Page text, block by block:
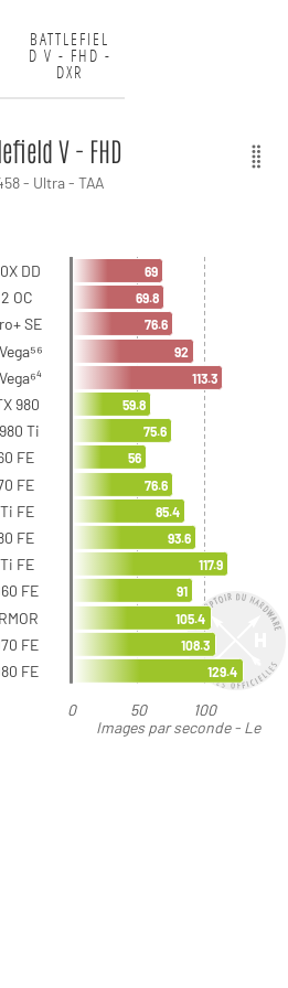
BATTLEFIEL
D V - FHD -
DXR
Images par seconde - Le
V - FHD
- Ultra - TAA
0 50 100
DD
OC
SE
980
Ti
FE
FE
FE
FE
FE
FE
FE
FE
69
69.8
76.6
92
113.3
59.8
75.6
56
76.6
85.4
93.6
117.9
91
105.4
108.3
129.4